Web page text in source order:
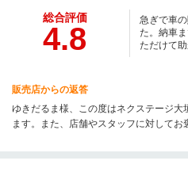
総合評価
4.8
急ぎで車
た。納車
ただけて助
販売店からの返答
ゆきだるま様、この度はネクステージ
ます。また、店舗やスタッフに対してお
かりとサポートさせて頂きます！末永